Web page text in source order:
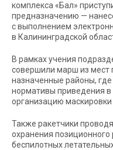
комплекса «Бал»
предназначению —
с выполнением
в Калининградской
В рамках учения
совершили марш из мест
назначенные районы,
нормативы приведения в
организацию
Также ракетчики
охранения
беспилотных